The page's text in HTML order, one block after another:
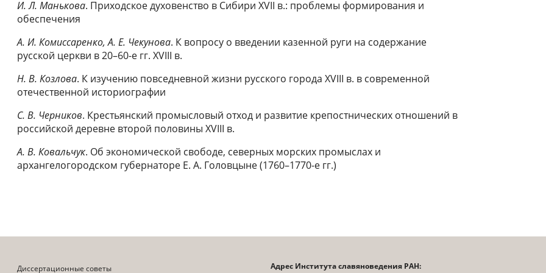
И. Л. Манькова. Приходское духовенство в Сибири XVII в.: проблемы формирования и
обеспечения
А. И. Комиссаренко, А. Е. Чекунова. К вопросу о введении казенной руги на содержание
русской церкви в 20–60-е гг. XVIII в.
Н. В. Козлова. К изучению повседневной жизни русского города XVIII в. в современной
отечественной историографии
С. В. Черников. Крестьянский промысловый отход и развитие крепостнических отношений в
российской деревне второй половины XVIII в.
А. В. Ковальчук. Об экономической свободе, северных морских промыслах и
архангелогородском губернаторе Е. А. Головцыне (1760–1770-е гг.)
Диссертационные советы
Адрес Института славяноведения РАН: